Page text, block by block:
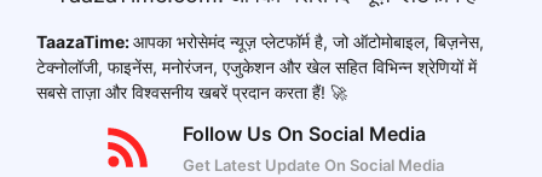
TaazaTime:आपका भरोसेमंद न्यूज़ प्लेटफॉर्म है, जो ऑटोमोबाइल, बिज़नेस,
टेक्नोलॉजी, फाइनेंस, मनोरंजन, एजुकेशन और खेल सहित विभिन्न श्रेणियों में
सबसे ताज़ा और विश्वसनीय खबरें प्रदान करता हैं! 🚀
Follow Us On Social Media
Get Latest Update On Social Media